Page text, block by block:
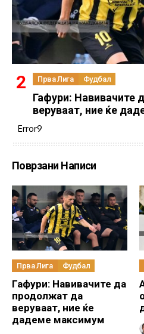
Прва Лига Фудбал
Гафури: Навивачите
веруваат, ние ќе
Error9
Поврзани Написи
Прва Лига Фудбал
Гафури: Навивачите да
продолжат да
веруваат, ние ќе
дадеме максимум